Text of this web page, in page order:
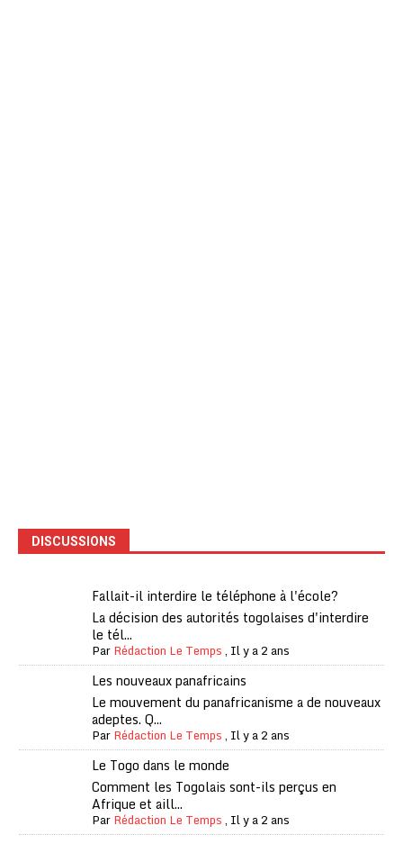
DISCUSSIONS
Fallait-il interdire le téléphone à l'école?
La décision des autorités togolaises d'interdire
le tél...
ParRédaction Le Temps, Il y a 2 ans
Les nouveaux panafricains
Le mouvement du panafricanisme a de nouveaux
adeptes. Q...
ParRédaction Le Temps, Il y a 2 ans
Le Togo dans le monde
Comment les Togolais sont-ils perçus en
Afrique et aill...
ParRédaction Le Temps, Il y a 2 ans